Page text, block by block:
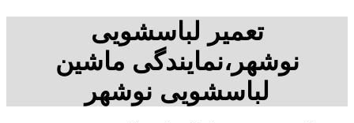
تعمیر لباسشویی
نوشهر،نمایندگی ماشین
لباسشویی نوشهر